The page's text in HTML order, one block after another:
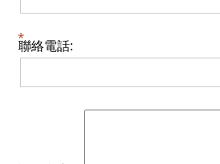
聯絡電話: